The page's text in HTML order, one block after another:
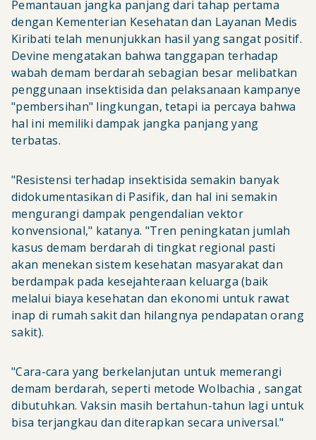
Pemantauan jangka panjang dari tahap pertama
dengan Kementerian Kesehatan dan Layanan Medis
Kiribati telah menunjukkan hasil yang sangat positif.
Devine mengatakan bahwa tanggapan terhadap
wabah demam berdarah sebagian besar melibatkan
penggunaan insektisida dan pelaksanaan kampanye
"pembersihan" lingkungan, tetapi ia percaya bahwa
hal ini memiliki dampak jangka panjang yang
terbatas.
"Resistensi terhadap insektisida semakin banyak
didokumentasikan di Pasifik, dan hal ini semakin
mengurangi dampak pengendalian vektor
konvensional," katanya. "Tren peningkatan jumlah
kasus demam berdarah di tingkat regional pasti
akan menekan sistem kesehatan masyarakat dan
berdampak pada kesejahteraan keluarga (baik
melalui biaya kesehatan dan ekonomi untuk rawat
inap di rumah sakit dan hilangnya pendapatan orang
sakit).
"Cara-cara yang berkelanjutan untuk memerangi
demam berdarah, seperti metode Wolbachia , sangat
dibutuhkan. Vaksin masih bertahun-tahun lagi untuk
bisa terjangkau dan diterapkan secara universal."